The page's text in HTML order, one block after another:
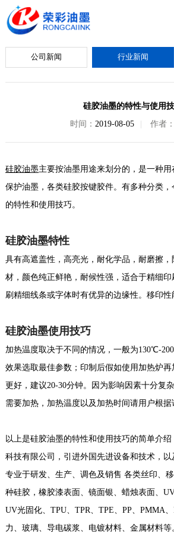
公司新闻 行业新闻
硅胶油墨的特性与使用
时间： 2019-08-05 作者：
硅胶油墨主要按油墨用途来划分的，是一种
保护油墨，各类硅胶按键胶件。有多种分类
的特性和使用技巧。
硅胶油墨特性
具有高遮盖性，高亮光，耐化学品，耐磨擦
材，颜色纯正鲜艳，耐候性强，适合于精细
刷精细线条或字体时有优异的边缘性。移印性
硅胶油墨使用技巧
加热温度取决于不同的情况，一般为130℃-
效果选取最佳参数；印制后假如使用加热炉
更好，建议20-30分钟。因为影响因素十分复
需要加热，加热温度以及加热时间请用户根据
以上是硅胶油墨的特性和使用技巧的简单介
科技有限公司，引进外国先进设备和技术，以
专业于研发、生产、调色及销售 各类丝印、
种硅胶，橡胶漆表面、镜面银、蜡烛表面、
UV光固化、TPU、TPR、TPE、PP、PMMA
力、玻璃、导电碳浆、电镀材料、金属材料等